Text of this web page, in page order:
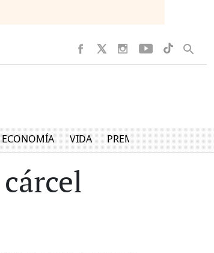
ECONOMÍA VIDA PREMIUM